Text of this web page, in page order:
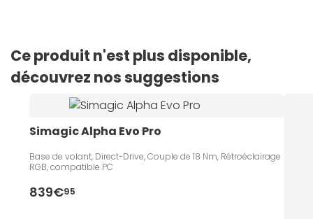
Ce produit n'est plus disponible,
découvrez nos suggestions
Simagic Alpha Evo Pro
Base de volant, Direct-Drive, Couple de 18 Nm, Rétroéclairage
RGB, compatible PC
839€95